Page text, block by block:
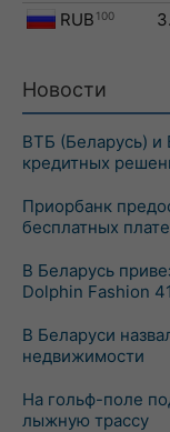
RUB 100
Новости
ВТБ (Беларусь) и
кредитных
Приорбанк
бесплатных
В Беларусь
Dolphin Fashion
В Беларуси
недвижимости
На гольф-поле
лыжную трассу